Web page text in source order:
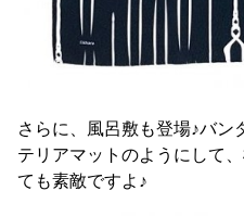
さらに、風呂敷も登場♪バン
テリアマットのようにして
ても素敵ですよ♪